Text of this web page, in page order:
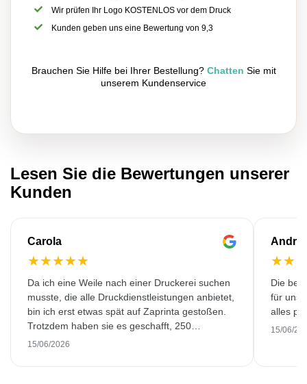
Wir prüfen Ihr Logo KOSTENLOS vor dem Druck
Kunden geben uns eine Bewertung von 9,3
Brauchen Sie Hilfe bei Ihrer Bestellung? Chatten Sie mit
unserem Kundenservice
Lesen Sie die Bewertungen unserer
Kunden
Carola
★★★★★
Da ich eine Weile nach einer Druckerei suchen
musste, die alle Druckdienstleistungen anbietet,
bin ich erst etwas spät auf Zaprinta gestoßen.
Trotzdem haben sie es geschafft, 250
wunderschön bedruckte Emaillebecher
15/06/2026
★★
Die
für
alles
15/06/